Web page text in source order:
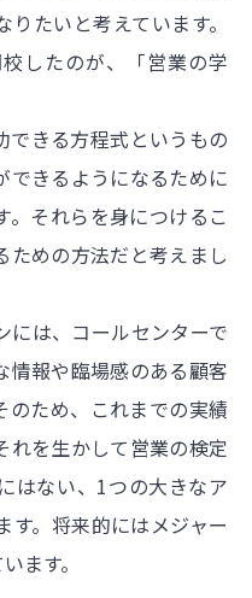
たいと考えています。
したのが、「営業の学
できる方程式というもの
できるようになるために
。それらを身につけるこ
ための方法だと考えまし
には、コールセンターで
情報や臨場感のある顧客
のため、これまでの実績
れを生かして営業の検定
はない、1つの大きなア
す。将来的にはメジャー
ます。